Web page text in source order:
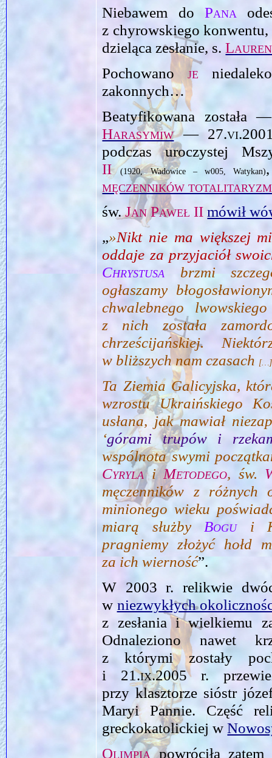
Niebawem do Pana
z chyrowskiego
dzieląca zesłanie, s.
Pochowanoje
zakonnych…
Beatyfikowana
Harasymiw—
podczas uroczystej
II
(1920, Wadowice – w005, Watykan)
męczenników
św.Jan Paweł II mówił
„»Nikt nie ma większej
oddaje za przyjaciół
Chrystusa brzmi
ogłaszamy
chwalebnego
z nich została
chrześcijańskiej.
w bliższych nam czasach […]
Ta Ziemia Galicyjska,
wzrostu Ukraińskiego
usłana, jak mawiał
‘górami trupów i
wspólnota swymi
Cyrylai Metodego, św.
męczenników z różnych
minionego wieku
miarą służby Bogui
pragniemy złożyć hołd
za ich wierność”.
W 2003 r. relikwie
w niezwykłych
z zesłania i wielkiemu
Odnaleziono
z którymi zostały
i 21.ix.2005r.
przy klasztorze sióstr
Maryi Pannie. Część
greckokatolickiej w
Olimpiapowróciła